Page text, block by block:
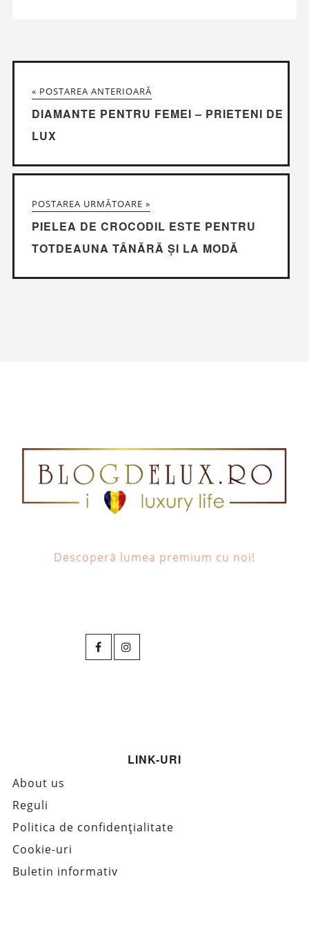
« POSTAREA ANTERIOARĂ
DIAMANTE PENTRU FEMEI – PRIETENI DE
LUX
POSTAREA URMĂTOARE »
PIELEA DE CROCODIL ESTE PENTRU
TOTDEAUNA TÂNĂRĂ ȘI LA MODĂ
Descoperă lumea premium cu noi!
LINK-URI
About us
Reguli
Politica de confidențialitate
Cookie-uri
Buletin informativ